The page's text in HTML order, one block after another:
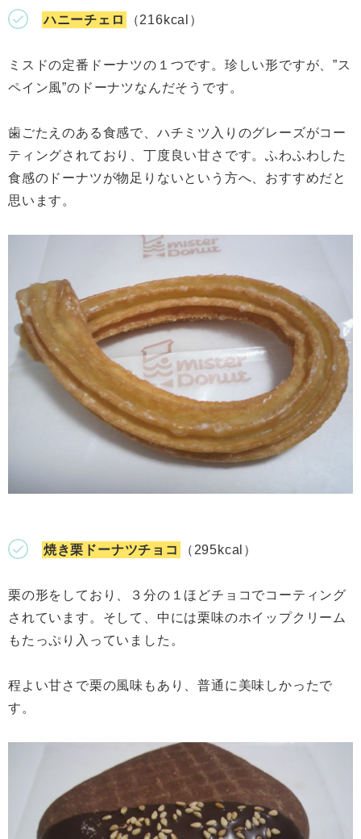
ハニーチェロ （216kcal）
ミスドの定番ドーナツの１つです。珍しい形ですが、”ス
ペイン風”のドーナツなんだそうです。
歯ごたえのある食感で、ハチミツ入りのグレーズがコー
ティングされており、丁度良い甘さです。ふわふわした
食感のドーナツが物足りないという方へ、おすすめだと
思います。
焼き栗ドーナツチョコ （295kcal）
栗の形をしており、３分の１ほどチョコでコーティング
されています。そして、中には栗味のホイップクリーム
もたっぷり入っていました。
程よい甘さで栗の風味もあり、普通に美味しかったで
す。